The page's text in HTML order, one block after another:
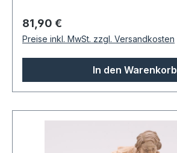
Regulärer Preis:
81,90 €
Preise inkl. MwSt. zzgl. Versandkosten
In den Warenkorb